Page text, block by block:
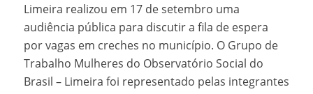
Limeira realizou em 17 de setembro uma
audiência pública para discutir a fila de espera
por vagas em creches no município. O Grupo de
Trabalho Mulheres do Observatório Social do
Brasil – Limeira foi representado pelas integrantes